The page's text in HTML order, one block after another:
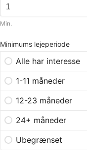
Min.
Minimums lejeperiode
Alle har interesse
1-11 måneder
12-23 måneder
24+ måneder
Ubegrænset